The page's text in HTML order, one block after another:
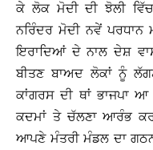
ਕੇ ਲੋਕ ਮੋਦੀ ਦੀ ਝੋਲੀ
ਨਰਿੰਦਰ ਮੋਦੀ ਨਵੇਂ
ਇਰਾਦਿਆਂ ਦੇ ਨਾਲ ਦੇਸ਼
ਬੀਤਣ ਬਾਅਦ ਲੋਕਾਂ ਨੂੰ
ਕਾਂਗਰਸ ਦੀ ਥਾਂ ਭਾਜਪਾ
ਕਦਮਾਂ ਤੇ ਚੱਲਣਾ ਆਰੰਭ
ਆਪਣੇ ਮੰਤਰੀ ਮੰਡਲ ਦਾ